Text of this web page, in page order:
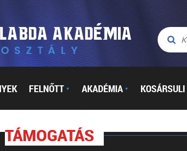
FELNŐTT ▼ AKADÉMIA ▼ KOSÁRSULI
TÁMOGATÁS